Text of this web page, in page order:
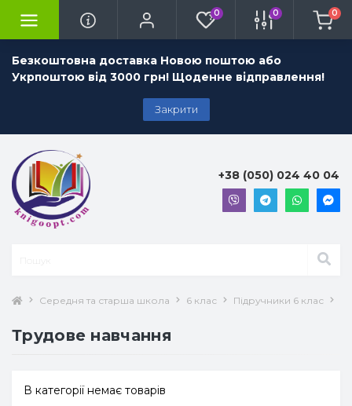
Безкоштовна доставка Новою поштою або
Укрпоштою від 3000 грн! Щоденне відправлення!
Закрити
0 0 0
+38 (050) 024 40 04
Середня та старша школа 6 клас Підручники 6 клас
Трудове навчання
В категорії немає товарів